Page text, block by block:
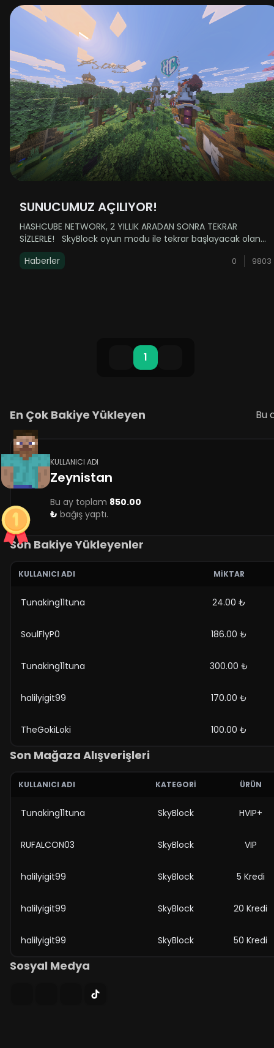
SUNUCUMUZ AÇILIYOR!
HASHCUBE NETWORK, 2 YILLIK ARADAN SONRA TEKRAR
SİZLERLE! SkyBlock oyun modu ile tekrar başlayacak olan
serüvenimizde sizlere daha akıcı ve stabil bir oyun
deneyimi ile küçük-orta ölçekli pek çok yenilik
Haberler 0 9803
1
En Çok Bakiye Yükleyen Bu
KULLANICI ADI
Zeynistan
Bu ay toplam 850.00
₺ bağış yaptı.
Son Bakiye Yükleyenler
KULLANICI ADI MIKTAR
Tunaking11tuna 24.00 ₺
SoulFlyP0 186.00 ₺
Tunaking11tuna 300.00 ₺
halilyigit99 170.00 ₺
TheGokiLoki 100.00 ₺
Son Mağaza Alışverişleri
KULLANICI ADI KATEGORI ÜRÜN
Tunaking11tuna SkyBlock HVIP+
RUFALCON03 SkyBlock VIP
halilyigit99 SkyBlock 5 Kredi
halilyigit99 SkyBlock 20 Kredi
halilyigit99 SkyBlock 50 Kredi
Sosyal Medya